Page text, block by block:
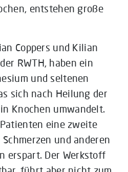
entstehen große
Coppers und Kilian
RWTH, haben ein
und seltenen
sich nach Heilung der
Knochen umwandelt.
eine zweite
und anderen
erspart. Der Werkstoff